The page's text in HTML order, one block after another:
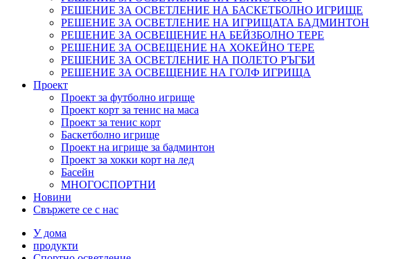
РЕШЕНИЕ ЗА ОСВЕТЛЕНИЕ НА БАСКЕТБОЛНО ИГРИЩЕ
РЕШЕНИЕ ЗА ОСВЕТЛЕНИЕ НА ИГРИЩАТА БАДМИНТОН
РЕШЕНИЕ ЗА ОСВЕЩЕНИЕ НА БЕЙЗБОЛНО ТЕРЕ
РЕШЕНИЕ ЗА ОСВЕЩЕНИЕ НА ХОКЕЙНО ТЕРЕ
РЕШЕНИЕ ЗА ОСВЕТЛЕНИЕ НА ПОЛЕТО РЪГБИ
РЕШЕНИЕ ЗА ОСВЕЩЕНИЕ НА ГОЛФ ИГРИЩА
Проект
Проект за футболно игрище
Проект корт за тенис на маса
Проект за тенис корт
Баскетболно игрище
Проект на игрище за бадминтон
Проект за хокки корт на лед
Басейн
МНОГОСПОРТНИ
Новини
Свържете се с нас
У дома
продукти